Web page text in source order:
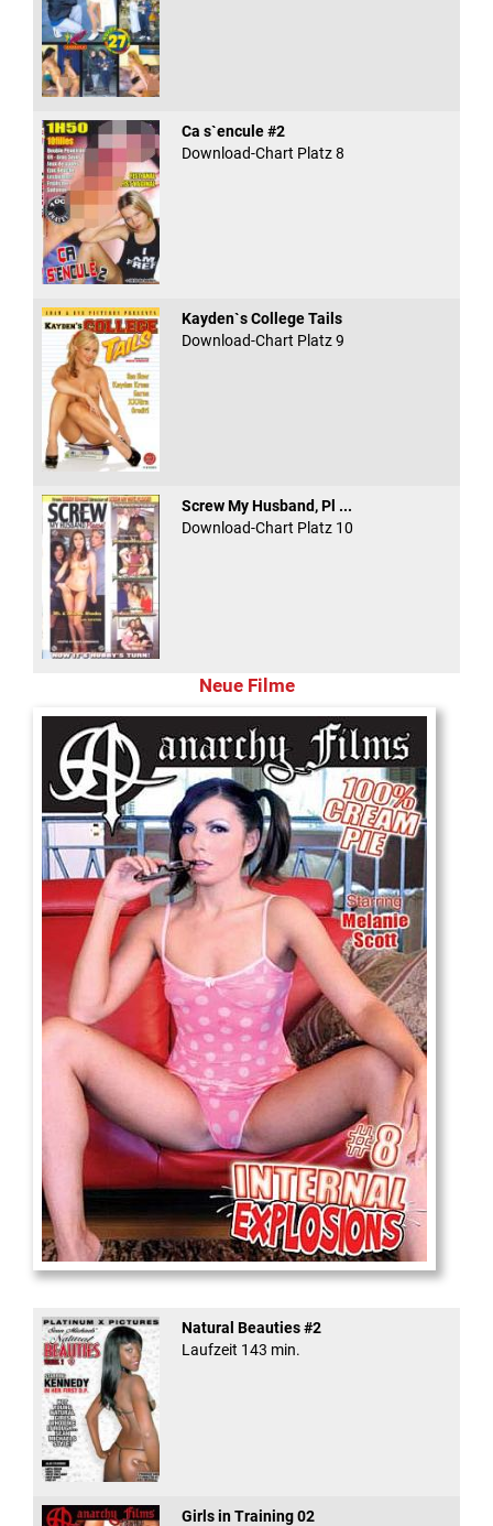
Ca s`encule #2
Download-Chart Platz 8
Kayden`s College Tails
Download-Chart Platz 9
Screw My Husband, Pl ...
Download-Chart Platz 10
Neue Filme
Internal Explosionen
Natural Beauties #2
Laufzeit 143 min.
Girls in Training 02